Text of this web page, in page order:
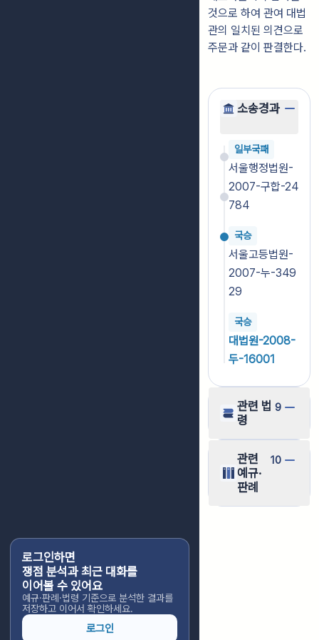
로그인하면
쟁점 분석과 최근 대화를
이어볼 수 있어요
예규·판례·법령 기준으로 분석한 결과를
저장하고 이어서 확인하세요.
로그인
것으로 하여 관여 대법
관의 일치된 의견으로
주문과 같이 판결한다.
소송경과
일부국패
서울행정법원-
2007-구합-24
784
국승
서울고등법원-
2007-누-349
29
국승
대법원-2008-
두-16001
관련 법
령
9
관련
예규·
판례
10